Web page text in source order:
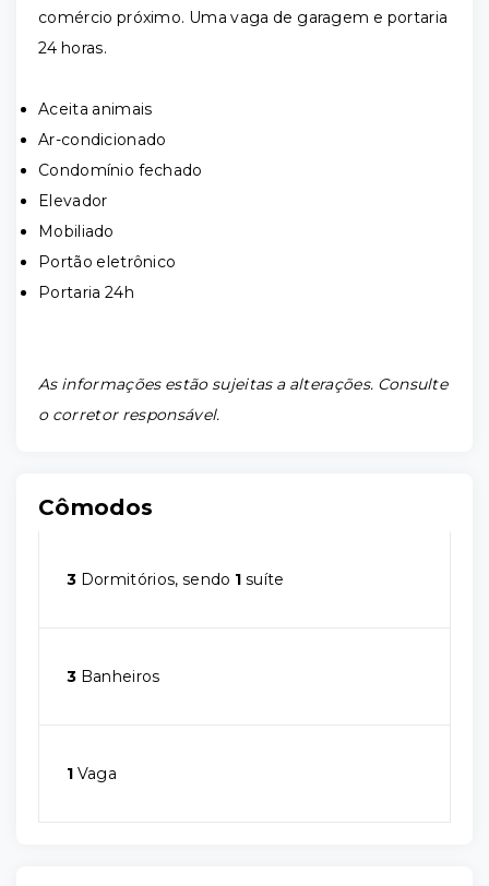
comércio próximo. Uma vaga de garagem e portaria
24 horas.
Aceita animais
Ar-condicionado
Condomínio fechado
Elevador
Mobiliado
Portão eletrônico
Portaria 24h
As informações estão sujeitas a alterações. Consulte
o corretor responsável.
Cômodos
3 Dormitórios, sendo 1 suíte
3 Banheiros
1 Vaga